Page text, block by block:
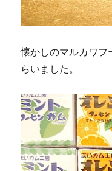
懐かしのマルカワフ
らいました。